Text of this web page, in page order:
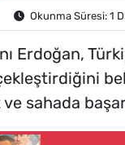
Okunma Süresi: 1
Erdoğan,
sahada